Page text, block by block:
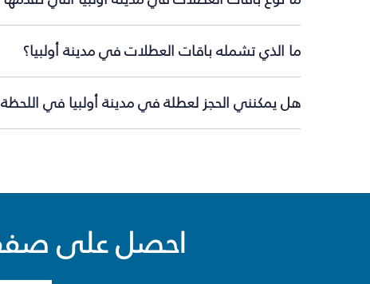
ما الذي تشمله باقات العطلات في مدينة أولبيا؟
هل يمكنني الحجز لعطلة في مدينة أولبيا في اللحظة
احصل على